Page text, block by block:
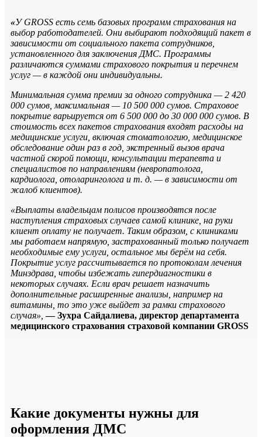
«У GROSS есть семь базовых программ страхования на
выбор работодателей. Они выбирают подходящий пакет в
зависимости от социального пакета сотрудников,
установленного для заключения ДМС. Программы
различаются суммами страхового покрытия и перечнем
услуг — в каждой они индивидуальны.
Минимальная сумма премии за одного сотрудника — 2 420
000 сумов, максимальная — 10 500 000 сумов. Страховое
покрытие варьируется от 6 500 000 до 30 000 000 сумов. В
стоимость всех пакетов страхования входят расходы на
медицинские услуги, включая стоматологию, медицинское
обследование один раз в год, экстренный вызов врача
частной скорой помощи, консультации терапевта и
специалистов по направлениям (невропатолога,
кардиолога, отоларинголога и т. д. — в зависимости от
жалоб клиентов).
«Выплаты владельцам полисов производятся после
наступления страховых случаев самой клинике, на руки
клиент оплату не получает. Таким образом, с клиниками
мы работаем напрямую, застрахованный только получает
необходимые ему услуги, остальное мы берём на себя.
Покрытие услуг рассчитывается по протоколам лечения
Минздрава, чтобы избежать гипердиагностики в
некоторых случаях. Если врач решает назначить
дополнительные расширенные анализы, например на
витамины, то это уже выйдет за рамки страхового
случая»,— Зухра Сайдалиева, директор департамента
медицинского страхования страховой компании GROSS
Какие документы нужны для
оформления ДМС